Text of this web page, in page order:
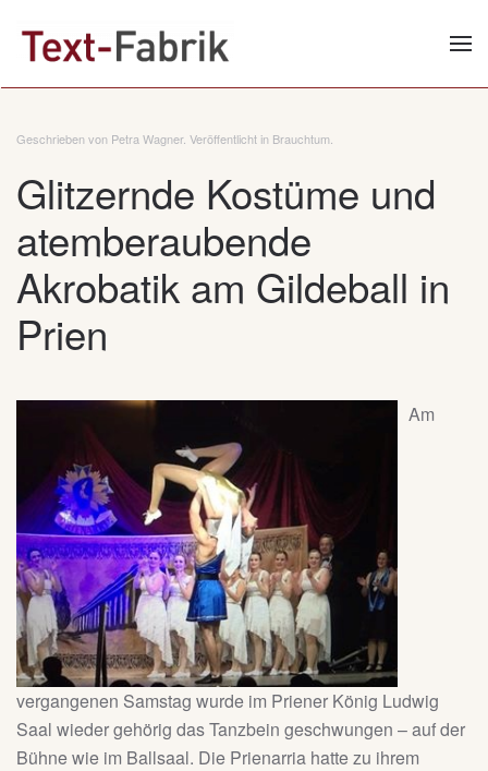
Zum Hauptinhalt springen
Geschrieben von Petra Wagner. Veröffentlicht in Brauchtum
Glitzernde Kostüme und
atemberaubende
Akrobatik am Gildeball in
Prien
Am
vergangenen Samstag wurde im Priener König Ludwig
Saal wieder gehörig das Tanzbein geschwungen – auf der
Bühne wie im Ballsaal. Die Prienarria hatte zu ihrem